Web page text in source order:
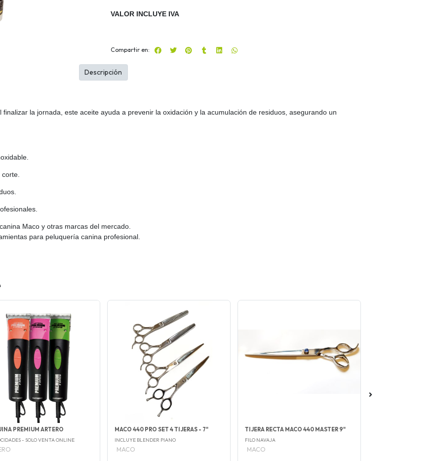
VALOR INCLUYE IVA
Compartir en:
la jornada, este aceite ayuda a prevenir la oxidación y la acumulación de residuos, asegurando un
corte.
Maco y otras marcas del mercado.
para peluquería canina profesional.
Descripción
PREMIUM ARTERO
- SOLO VENTA ONLINE
MACO 440 PRO SET 4 TIJERAS - 7"
INCLUYE BLENDER PIANO
MACO
TIJERA RECTA MACO 440 MASTER 9"
FILO NAVAJA
MACO